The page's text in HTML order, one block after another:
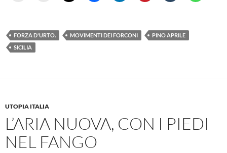
FORZA D'URTO. MOVIMENTI DEI FORCONI
PINO APRILE
SICILIA
UTOPIA ITALIA
L’ARIA NUOVA, CON I PIEDI
NEL FANGO